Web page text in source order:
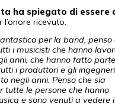
ha spiegato di essere
l’onore ricevuto.
per la band, penso
i musicisti che hanno
anni, che hanno fatto
i produttori e gli
negli anni. Penso che sia
tutte le persone che hanno
e sono venuti a vedere